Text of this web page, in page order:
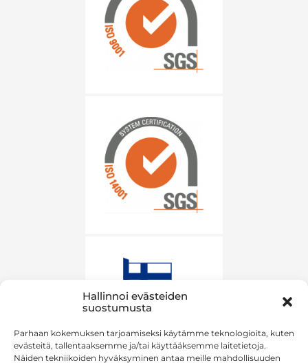
Hallinnoi evästeiden
suostumusta
Parhaan kokemuksen tarjoamiseksi käytämme teknologioita, kuten
evästeitä, tallentaaksemme ja/tai käyttääksemme laitetietoja.
Näiden tekniikoiden hyväksyminen antaa meille mahdollisuuden